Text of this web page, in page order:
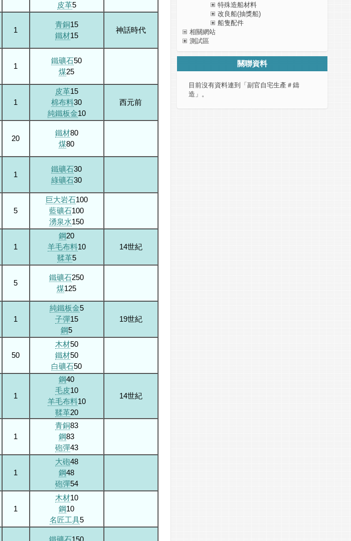
皮革5
1
青銅15
鐵材15
神話時代
1
鐵礦石50
煤25
1
皮革15
棉布料30
純鐵板金10
西元前
20
鐵材80
煤80
1
鐵礦石30
綠礦石30
5
巨大岩石100
藍礦石100
湧泉水150
1
鋼20
羊毛布料10
鞣革5
14世紀
5
鐵礦石250
煤125
1
純鐵板金5
子彈15
鋼5
19世紀
50
木材50
鐵材50
白礦石50
1
鋼40
毛皮10
羊毛布料10
鞣革20
14世紀
1
青銅83
鋼83
砲彈43
1
大砲48
鋼48
砲彈54
1
木材10
鋼10
名匠工具5
鐵礦石150
特殊造船材料
改良船(抽獎船)
船隻配件
相關網站
測試區
關聯資料
目前沒有資料連到「副官自宅生產＃鑄
造」。